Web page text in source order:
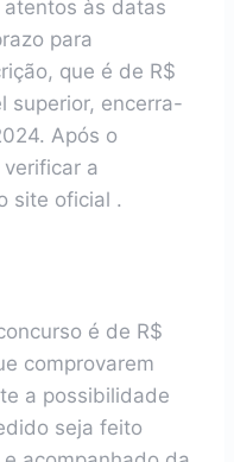
às datas
para
que é de R$
superior, encerra-
Após o
a
site oficial .
é de R$
comprovarem
a possibilidade
seja feito